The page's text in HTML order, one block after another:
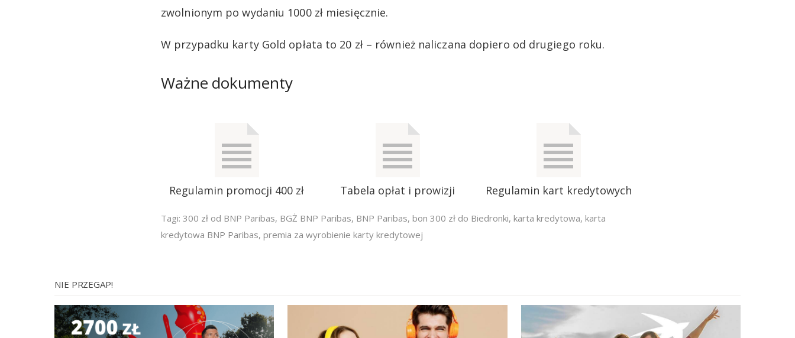
zwolnionym po wydaniu 1000 zł miesięcznie.
W przypadku karty Gold opłata to 20 zł – również naliczana dopiero od drugiego roku.
Ważne dokumenty
Regulamin promocji 400 zł Tabela opłat i prowizji Regulamin kart kredytowych
Tagi: 300 zł od BNP Paribas, BGŻ BNP Paribas, BNP Paribas, bon 300 zł do Biedronki, karta kredytowa, karta
kredytowa BNP Paribas, premia za wyrobienie karty kredytowej
NIE PRZEGAP!